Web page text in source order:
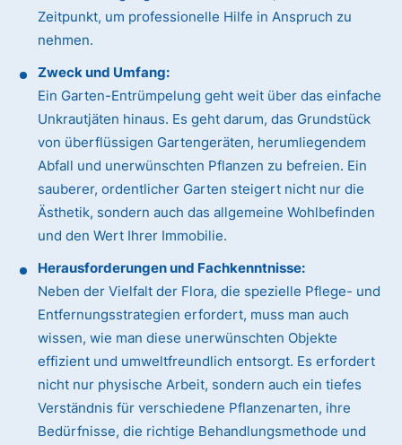
Zeitpunkt, um professionelle Hilfe in Anspruch zu
nehmen.
Zweck und Umfang:
Ein Garten-Entrümpelung geht weit über das einfache
Unkrautjäten hinaus. Es geht darum, das Grundstück
von überflüssigen Gartengeräten, herumliegendem
Abfall und unerwünschten Pflanzen zu befreien. Ein
sauberer, ordentlicher Garten steigert nicht nur die
Ästhetik, sondern auch das allgemeine Wohlbefinden
und den Wert Ihrer Immobilie.
Herausforderungen und Fachkenntnisse:
Neben der Vielfalt der Flora, die spezielle Pflege- und
Entfernungsstrategien erfordert, muss man auch
wissen, wie man diese unerwünschten Objekte
effizient und umweltfreundlich entsorgt. Es erfordert
nicht nur physische Arbeit, sondern auch ein tiefes
Verständnis für verschiedene Pflanzenarten, ihre
Bedürfnisse, die richtige Behandlungsmethode und